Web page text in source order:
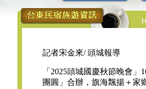
記者宋金來/ 頭城報導
「2025頭城國慶秋節晚會
團圓」合辦，旗海飄揚＋家